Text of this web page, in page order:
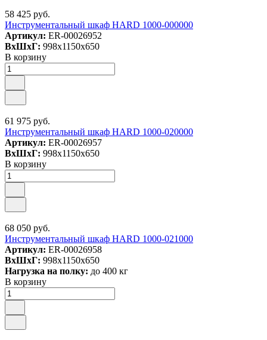
58 425 руб.
Инструментальный шкаф HARD 1000-000000
Артикул: ER-00026952
ВxШxГ: 998x1150x650
В корзину
61 975 руб.
Инструментальный шкаф HARD 1000-020000
Артикул: ER-00026957
ВxШxГ: 998x1150x650
В корзину
68 050 руб.
Инструментальный шкаф HARD 1000-021000
Артикул: ER-00026958
ВxШxГ: 998x1150x650
Нагрузка на полку: до 400 кг
В корзину